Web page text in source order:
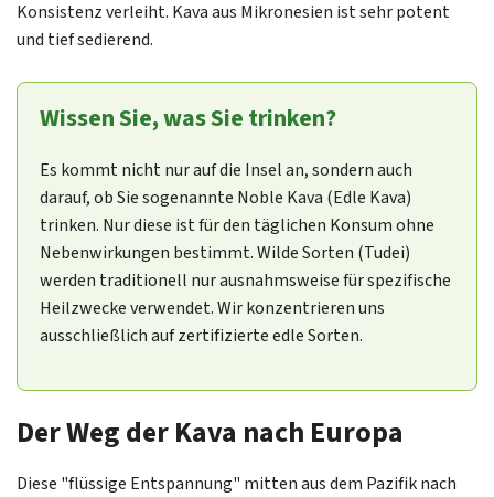
Konsistenz verleiht. Kava aus Mikronesien ist sehr potent
und tief sedierend.
Wissen Sie, was Sie trinken?
Es kommt nicht nur auf die Insel an, sondern auch
darauf, ob Sie sogenannte Noble Kava (Edle Kava)
trinken. Nur diese ist für den täglichen Konsum ohne
Nebenwirkungen bestimmt. Wilde Sorten (Tudei)
werden traditionell nur ausnahmsweise für spezifische
Heilzwecke verwendet. Wir konzentrieren uns
ausschließlich auf zertifizierte edle Sorten.
Der Weg der Kava nach Europa
Diese "flüssige Entspannung" mitten aus dem Pazifik nach